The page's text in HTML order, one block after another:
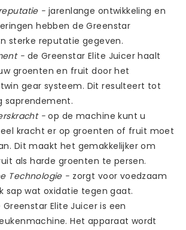
- jarenlange ontwikkeling en
hebben de Greenstar
sterke reputatie gegeven.
- de Greenstar Elite Juicer haalt
groenten en fruit door het
gear systeem. Dit resulteert tot
saprendement.
- op de machine kunt u
kracht er op groenten of fruit moet
Dit maakt het gemakkelijker om
als harde groenten te persen.
Technologie - zorgt voor voedzaam
sap wat oxidatie tegen gaat.
Greenstar Elite Juicer is een
Het apparaat wordt